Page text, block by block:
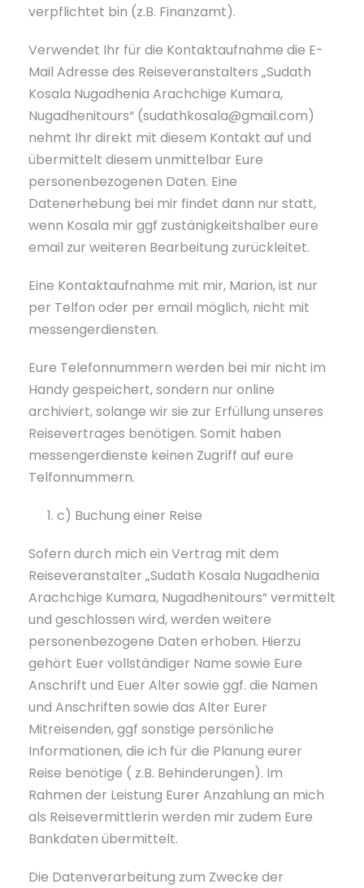
verpflichtet bin (z.B. Finanzamt).
Verwendet Ihr für die Kontaktaufnahme die E-
Mail Adresse des Reiseveranstalters „Sudath
Kosala Nugadhenia Arachchige Kumara,
Nugadhenitours“ (sudathkosala@gmail.com)
nehmt Ihr direkt mit diesem Kontakt auf und
übermittelt diesem unmittelbar Eure
personenbezogenen Daten. Eine
Datenerhebung bei mir findet dann nur statt,
wenn Kosala mir ggf zustänigkeitshalber eure
email zur weiteren Bearbeitung zurückleitet.
Eine Kontaktaufnahme mit mir, Marion, ist nur
per Telfon oder per email möglich, nicht mit
messengerdiensten.
Eure Telefonnummern werden bei mir nicht im
Handy gespeichert, sondern nur online
archiviert, solange wir sie zur Erfüllung unseres
Reisevertrages benötigen. Somit haben
messengerdienste keinen Zugriff auf eure
Telfonnummern.
c) Buchung einer Reise
Sofern durch mich ein Vertrag mit dem
Reiseveranstalter „Sudath Kosala Nugadhenia
Arachchige Kumara, Nugadhenitours“ vermittelt
und geschlossen wird, werden weitere
personenbezogene Daten erhoben. Hierzu
gehört Euer vollständiger Name sowie Eure
Anschrift und Euer Alter sowie ggf. die Namen
und Anschriften sowie das Alter Eurer
Mitreisenden, ggf sonstige persönliche
Informationen, die ich für die Planung eurer
Reise benötige ( z.B. Behinderungen). Im
Rahmen der Leistung Eurer Anzahlung an mich
als Reisevermittlerin werden mir zudem Eure
Bankdaten übermittelt.
Die Datenverarbeitung zum Zwecke der